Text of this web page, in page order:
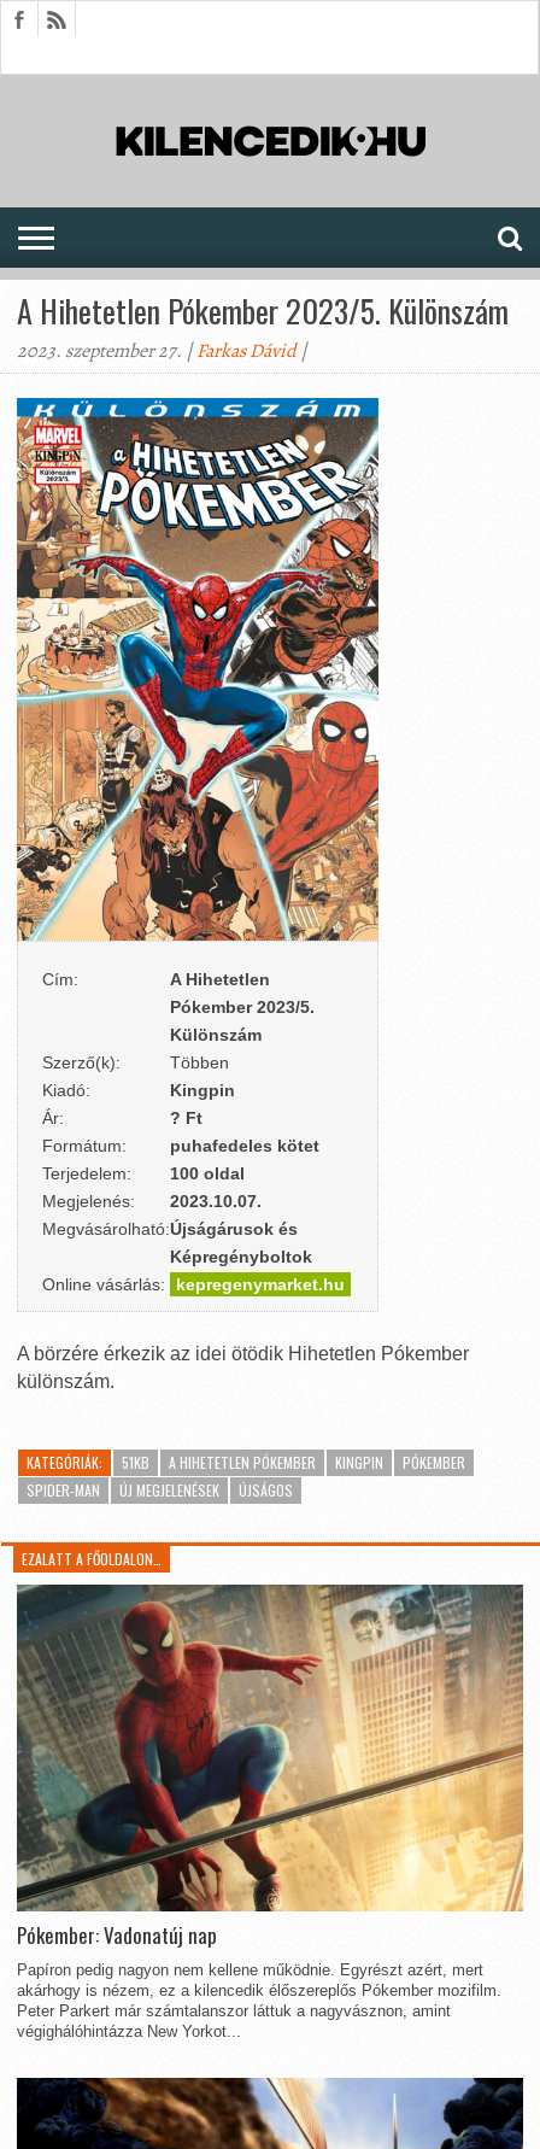
A Hihetetlen Pókember 2023/5. Különszám
2023. szeptember 27. |Farkas Dávid|
Cím:
A Hihetetlen
Pókember 2023/5.
Különszám
Szerző(k):
Többen
Kiadó:
Kingpin
Ár:
? Ft
Formátum:
puhafedeles kötet
Terjedelem:
100 oldal
Megjelenés:
2023.10.07.
Megvásárolható:Újságárusok és
Képregényboltok
Online vásárlás:
kepregenymarket.hu
A börzére érkezik az idei ötödik Hihetetlen Pókember
különszám.
KATEGÓRIÁK: 51KB A HIHETETLEN PÓKEMBER KINGPIN
PÓKEMBER
SPIDER-MAN
ÚJ MEGJELENÉSEK ÚJSÁGOS
EZALATT A FŐOLDALON…
Pókember: Vadonatúj nap
Papíron pedig nagyon nem kellene működnie. Egyrészt azért, mert
akárhogy is nézem, ez a kilencedik élőszereplős Pókember mozifilm.
Peter Parkert már számtalanszor láttuk a nagyvásznon, amint
végighálóhintázza New Yorkot...